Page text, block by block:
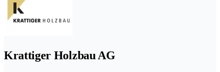
Krattiger Holzbau AG